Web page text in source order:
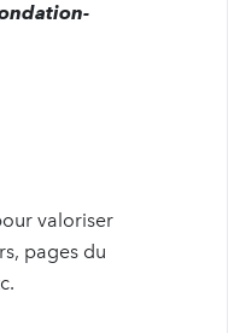
valoriser
pages du